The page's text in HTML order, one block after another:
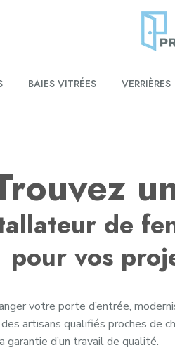
BAIES VITRÉES VERRIÈRES
de
pour vos
votre porte d’entrée,
artisans qualifiés proches de
d’un travail de qualité.